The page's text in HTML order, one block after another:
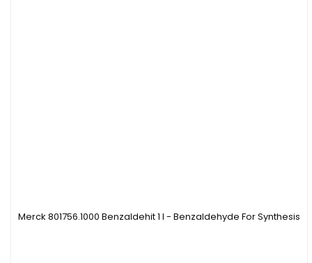
Merck 801756.1000 Benzaldehit 1 l - Benzaldehyde For Synthesis